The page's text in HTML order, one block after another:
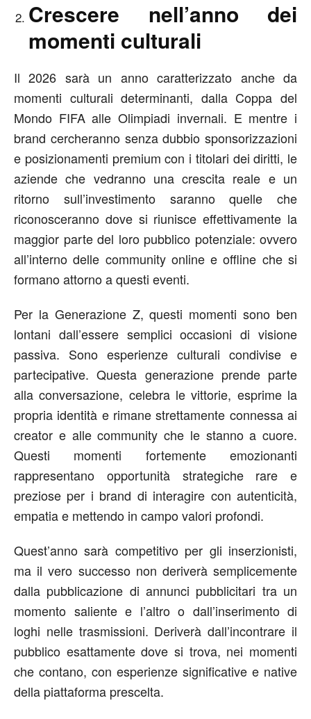
Crescere nell’anno dei
momenti culturali
Il 2026 sarà un anno caratterizzato anche da
momenti culturali determinanti, dalla Coppa del
Mondo FIFA alle Olimpiadi invernali. E mentre i
brand cercheranno senza dubbio sponsorizzazioni
e posizionamenti premium con i titolari dei diritti, le
aziende che vedranno una crescita reale e un
ritorno sull’investimento saranno quelle che
riconosceranno dove si riunisce effettivamente la
maggior parte del loro pubblico potenziale: ovvero
all’interno delle community online e offline che si
formano attorno a questi eventi.
Per la Generazione Z, questi momenti sono ben
lontani dall’essere semplici occasioni di visione
passiva. Sono esperienze culturali condivise e
partecipative. Questa generazione prende parte
alla conversazione, celebra le vittorie, esprime la
propria identità e rimane strettamente connessa ai
creator e alle community che le stanno a cuore.
Questi momenti fortemente emozionanti
rappresentano opportunità strategiche rare e
preziose per i brand di interagire con autenticità,
empatia e mettendo in campo valori profondi.
Quest’anno sarà competitivo per gli inserzionisti,
ma il vero successo non deriverà semplicemente
dalla pubblicazione di annunci pubblicitari tra un
momento saliente e l’altro o dall’inserimento di
loghi nelle trasmissioni. Deriverà dall’incontrare il
pubblico esattamente dove si trova, nei momenti
che contano, con esperienze significative e native
della piattaforma prescelta.